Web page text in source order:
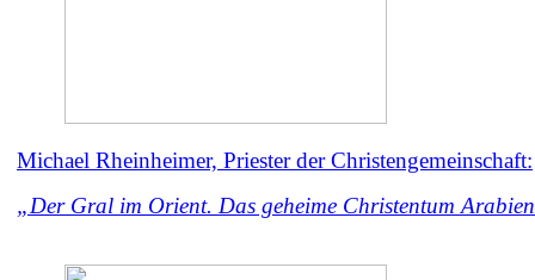
Michael Rheinheimer, Priester der Christengemeinschaft:
„Der Gral im Orient. Das geheime Christentum